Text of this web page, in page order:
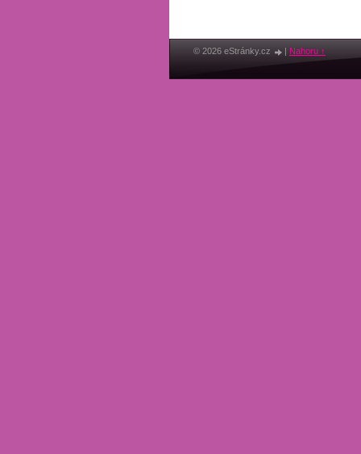
© 2026 eStránky.cz | Nahoru ↑